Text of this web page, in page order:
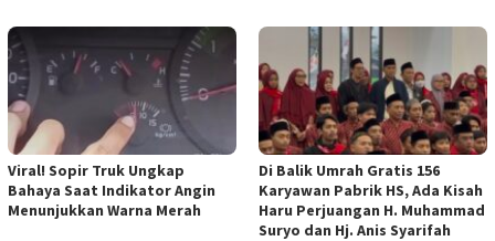
Viral! Sopir Truk Ungkap
Bahaya Saat Indikator Angin
Menunjukkan Warna Merah
Di Balik Umrah Gratis 156
Karyawan Pabrik HS, Ada Kisah
Haru Perjuangan H. Muhammad
Suryo dan Hj. Anis Syarifah